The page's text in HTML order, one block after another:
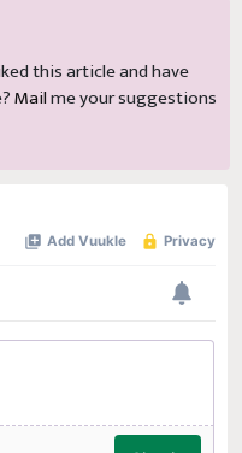
this article and have
Mailme your suggestions